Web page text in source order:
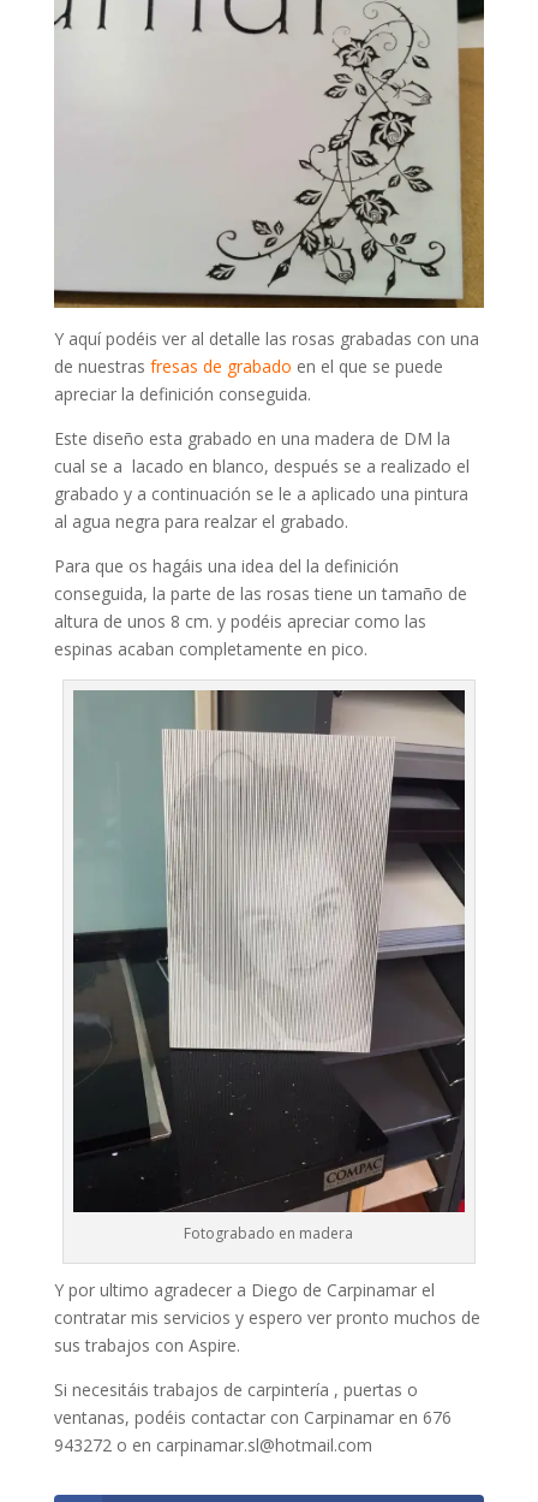
Y aquí podéis ver al detalle las rosas grabadas con una
de nuestras fresas de grabado en el que se puede
apreciar la definición conseguida.
Este diseño esta grabado en una madera de DM la
cual se a lacado en blanco, después se a realizado el
grabado y a continuación se le a aplicado una pintura
al agua negra para realzar el grabado.
Para que os hagáis una idea del la definición
conseguida, la parte de las rosas tiene un tamaño de
altura de unos 8 cm. y podéis apreciar como las
espinas acaban completamente en pico.
Fotograbado en madera
Y por ultimo agradecer a Diego de Carpinamar el
contratar mis servicios y espero ver pronto muchos de
sus trabajos con Aspire.
Si necesitáis trabajos de carpintería , puertas o
ventanas, podéis contactar con Carpinamar en 676
943272 o en carpinamar.sl@hotmail.com